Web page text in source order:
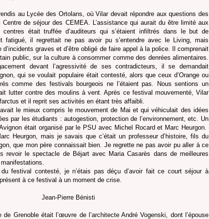
au Lycée des Ortolans, où Vilar devait répondre aux questions des
de séjour des CEMEA. L’assistance qui aurait du être limité aux
était truffée d’auditeurs qui s’étaient infiltrés dans le but de
fatigué, il regrettait ne pas avoir pu s’entendre avec le Living, mais
d’incidents graves et d’être obligé de faire appel à la police. Il comprenait
public, sur la culture à consommer comme des denrées alimentaires.
devant l’agressivité de ses contradicteurs, il se demandait
qui se voulait populaire était contesté, alors que ceux d’Orange ou
comme des festivals bourgeois ne l’étaient pas. Nous sentions un
lutter contre des moulins à vent. Après ce festival mouvementé, Vilar
et il reprit ses activités en étant très affaibli.
le mieux compris le mouvement de Mai et qui véhiculait des idées
par les étudiants : autogestion, protection de l’environnement, etc. Un
était organisé par le PSU avec Michel Rocard et Marc Heurgon.
Heurgon, mais je savais que c’était un professeur d’histoire, fils du
que mon père connaissait bien. Je regrette ne pas avoir pu aller à ce
revoir le spectacle de Béjart avec Maria Casarès dans de meilleures
du festival contesté, je n’étais pas déçu d’avoir fait ce court séjour à
à ce festival à un moment de crise.
Jean-Pierre Bénisti
Grenoble était l’œuvre de l’architecte André Vogenski, dont l’épouse